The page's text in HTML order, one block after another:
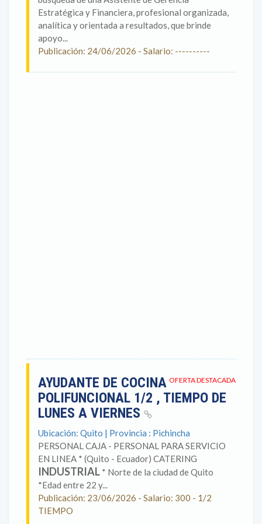
Estratégica y Financiera, profesional organizada,
analítica y orientada a resultados, que brinde
apoyo...
Publicación: 24/06/2026 - Salario: ----------
OFERTA DESTACADA
AYUDANTE DE COCINA
POLIFUNCIONAL 1/2 , TIEMPO DE
LUNES A VIERNES
Ubicación: Quito | Provincia : Pichincha
PERSONAL CAJA - PERSONAL PARA SERVICIO
EN LINEA * (Quito - Ecuador) CATERING
INDUSTRIAL * Norte de la ciudad de Quito
*Edad entre 22 y...
Publicación: 23/06/2026 - Salario: 300 - 1/2
TIEMPO